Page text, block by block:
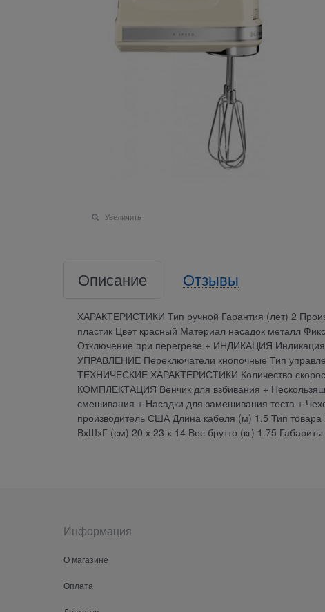
Увеличить
Описание Отзывы
ХАРАКТЕРИСТИКИ Тип ручной Гарантия (лет) 2
пластик Цвет красный Материал насадок металл
Отключение при перегреве + ИНДИКАЦИЯ
УПРАВЛЕНИЕ Переключатели кнопочные Тип
ТЕХНИЧЕСКИЕ ХАРАКТЕРИСТИКИ Количество
КОМПЛЕКТАЦИЯ Венчик для взбивания +
смешивания + Насадки для замешивания теста
производитель США Длина кабеля (м) 1.5 Тип
ВхШхГ (см) 20 х 23 х 14 Вес брутто (кг) 1.75
Информация
О магазине
Оплата